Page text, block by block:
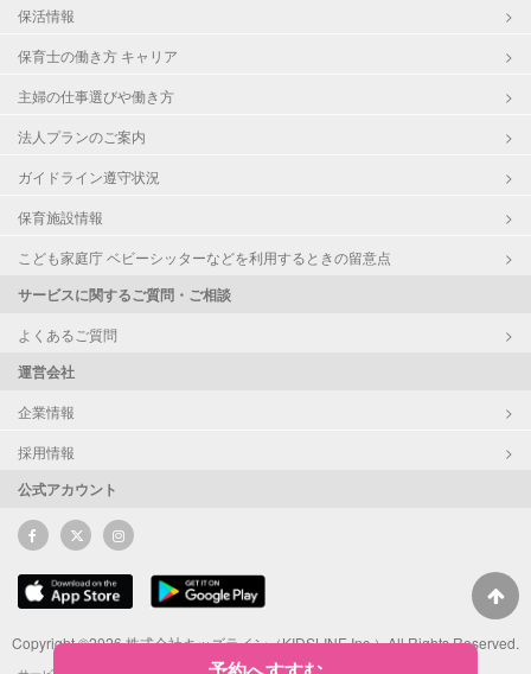
保活情報
保育士の働き方 キャリア
主婦の仕事選びや働き方
法人プランのご案内
ガイドライン遵守状況
保育施設情報
こども家庭庁 ベビーシッターなどを利用するときの留意点
サービスに関するご質問・ご相談
よくあるご質問
運営会社
企業情報
採用情報
公式アカウント
Copyright ©2026 株式会社キッズライン（KIDSLINE Inc.）All Rights Reserved.